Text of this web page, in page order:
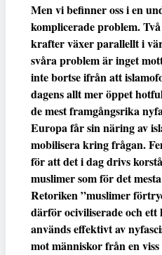
Men vi befinner oss i en
komplicerade problem.
krafter växer parallellt i
svåra problem är inget
inte bortse ifrån att
dagens allt mer öppet
de mest framgångsrika
Europa får sin näring av
mobilisera kring frågan.
för att det i dag drivs
muslimer som för det
Retoriken ”muslimer
därför ociviliserade och
används effektivt av
mot människor från en